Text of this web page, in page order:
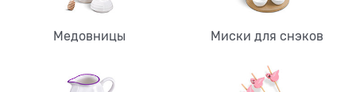
Медовницы Миски для снэков